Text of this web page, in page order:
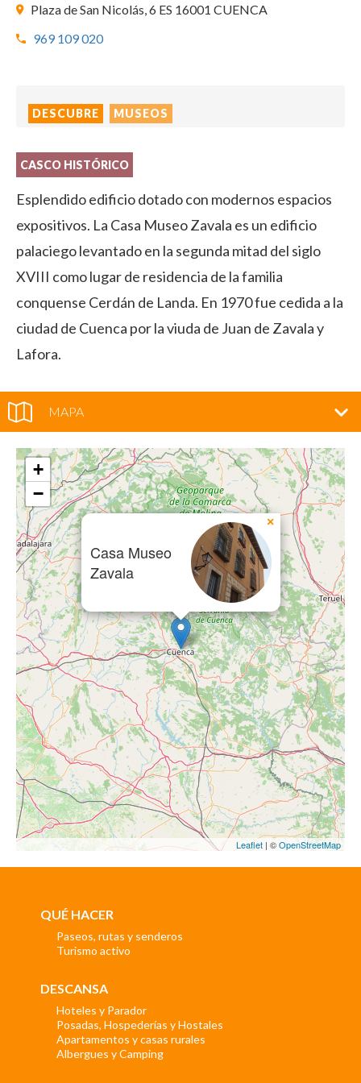
Plaza de San Nicolás, 6 ES 16001 CUENCA
969 109 020
DESCUBRE MUSEOS
CASCO HISTÓRICO
Esplendido edificio dotado con modernos espacios
expositivos. La Casa Museo Zavala es un edificio
palaciego levantado en la segunda mitad del siglo
XVIII como lugar de residencia de la familia
conquense Cerdán de Landa. En 1970 fue cedida a la
ciudad de Cuenca por la viuda de Juan de Zavala y
Lafora.
MAPA
Casa Museo
Zavala
×
+
−
Leaflet | ©OpenStreetMap
QUÉ HACER
Paseos, rutas y senderos
Turismo activo
DESCANSA
Hoteles y Parador
Posadas, Hospederías y Hostales
Apartamentos y casas rurales
Albergues y Camping